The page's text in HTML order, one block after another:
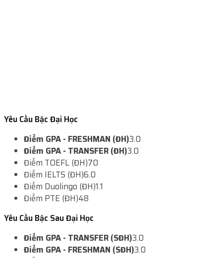
Yêu Cầu Bậc Đại Học
Điểm GPA - FRESHMAN (ĐH)3.0
Điểm GPA - TRANSFER (ĐH)3.0
Điểm TOEFL (ĐH)70
Điểm IELTS (ĐH)6.0
Điểm Duolingo (ĐH)1.1
Điểm PTE (ĐH)48
Yêu Cầu Bậc Sau Đại Học
Điểm GPA - TRANSFER (SĐH)3.0
Điểm GPA - FRESHMAN (SĐH)3.0